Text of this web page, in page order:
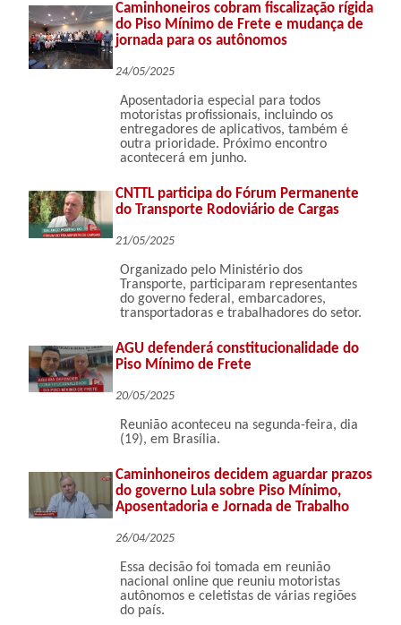
Caminhoneiros cobram fiscalização rígida
do Piso Mínimo de Frete e mudança de
jornada para os autônomos
24/05/2025
Aposentadoria especial para todos
motoristas profissionais, incluindo os
entregadores de aplicativos, também é
outra prioridade. Próximo encontro
acontecerá em junho.
CNTTL participa do Fórum Permanente
do Transporte Rodoviário de Cargas
21/05/2025
Organizado pelo Ministério dos
Transporte, participaram representantes
do governo federal, embarcadores,
transportadoras e trabalhadores do setor.
AGU defenderá constitucionalidade do
Piso Mínimo de Frete
20/05/2025
Reunião aconteceu na segunda-feira, dia
(19), em Brasília.
Caminhoneiros decidem aguardar prazos
do governo Lula sobre Piso Mínimo,
Aposentadoria e Jornada de Trabalho
26/04/2025
Essa decisão foi tomada em reunião
nacional online que reuniu motoristas
autônomos e celetistas de várias regiões
do país.